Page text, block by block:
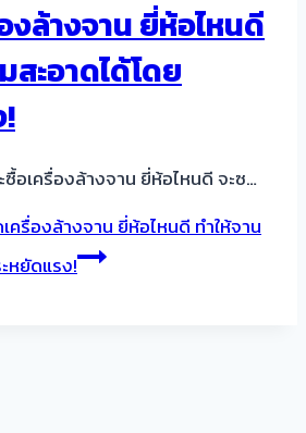
ล้างจาน ยี่ห้อไหนดี
สะอาดได้โดย
ซื้อเครื่องล้างจาน ยี่ห้อไหนดี จะซ…
ครื่องล้างจาน ยี่ห้อไหนดี ทำให้จาน
หยัดแรง!